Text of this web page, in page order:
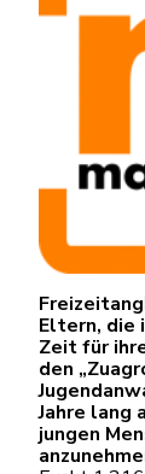
Eltern, die
Zeit für
den
Jahre lang
jungen